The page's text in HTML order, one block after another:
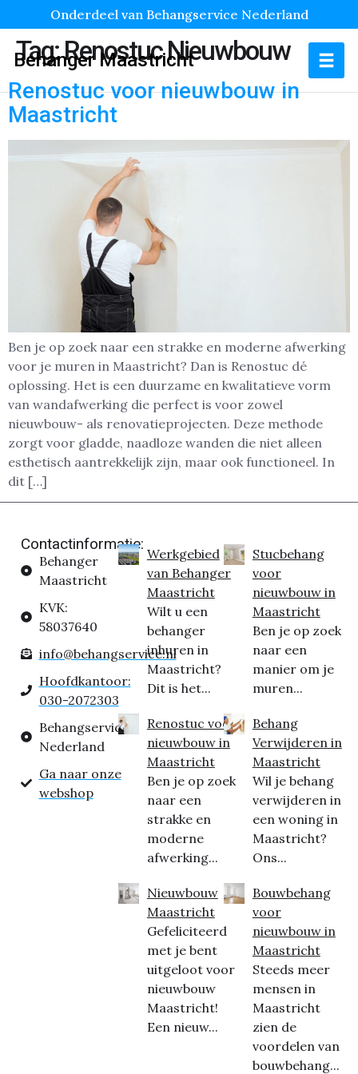
Onderdeel van Behangservice Nederland
Behanger Maastricht
Tag:Renostuc Nieuwbouw
Renostuc voor nieuwbouw in
Maastricht
Ben je op zoek naar een strakke en moderne afwerking
voor je muren in Maastricht? Dan is Renostuc dé
oplossing. Het is een duurzame en kwalitatieve vorm
van wandafwerking die perfect is voor zowel
nieuwbouw- als renovatieprojecten. Deze methode
zorgt voor gladde, naadloze wanden die niet alleen
esthetisch aantrekkelijk zijn, maar ook functioneel. In
dit […]
Contactinformatie:
Behanger
Maastricht
KVK:
58037640
info@behangservice.nl
Hoofdkantoor:
030-2072303
Behangservice
Nederland
Ga naar onze
webshop
Werkgebied
van Behanger
Maastricht
Wilt u een
behanger
inhuren in
Maastricht?
Dit is het...
Renostuc voor
nieuwbouw in
Maastricht
Ben je op zoek
naar een
strakke en
moderne
afwerking...
Nieuwbouw
Maastricht
Gefeliciteerd
met je bent
uitgeloot voor
nieuwbouw
Maastricht!
Een nieuw...
Stucbehang
voor
nieuwbouw in
Maastricht
Ben je op zoek
naar een
manier om je
muren...
Behang
Verwijderen in
Maastricht
Wil je behang
verwijderen in
een woning in
Maastricht?
Ons...
Bouwbehang
voor
nieuwbouw in
Maastricht
Steeds meer
mensen in
Maastricht
zien de
voordelen van
bouwbehang...